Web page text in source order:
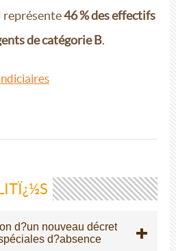
représente46 % des effectifs
de catégorie B.
d?un nouveau décret
d?absence